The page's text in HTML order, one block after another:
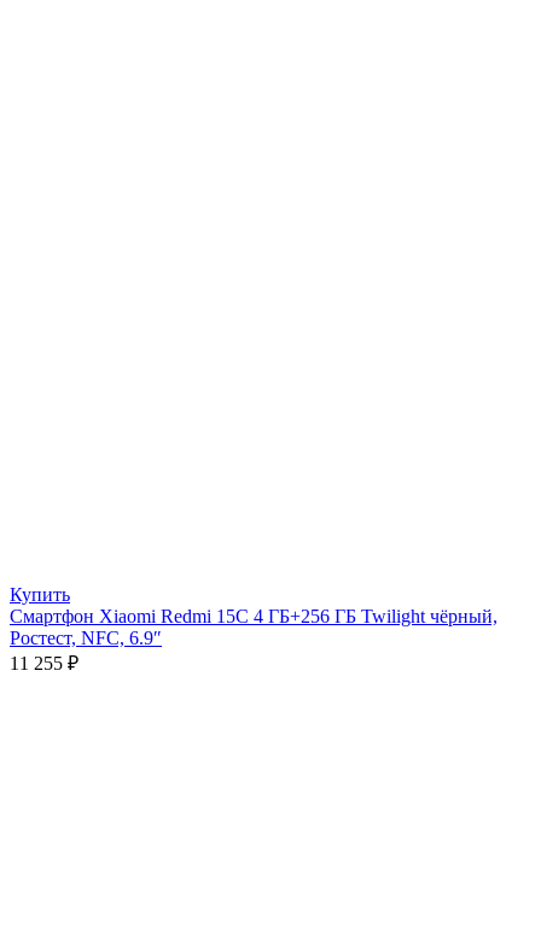
Купить
Смартфон Xiaomi Redmi 15C 4 ГБ+256 ГБ Twilight чёрный,
Ростест, NFC, 6.9″
11 255 ₽